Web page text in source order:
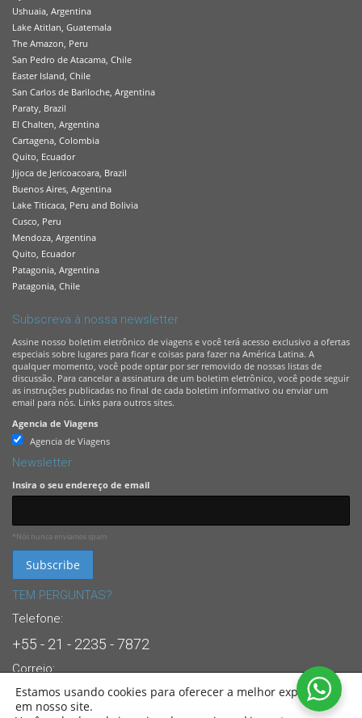
Ushuaia, Argentina
Lake Atitlan, Guatemala
The Amazon, Peru
San Pedro de Atacama, Chile
Easter Island, Chile
San Carlos de Bariloche, Argentina
Paraty, Brazil
El Chalten, Argentina
Cartagena, Colombia
Quito, Ecuador
Jijoca de Jericoacoara, Brazil
Buenos Aires, Argentina
Lake Titicaca, Peru and Bolivia
Cusco, Peru
Mendoza, Argentina
Quito, Ecuador
Patagonia, Argentina
Patagonia, Chile
Subscreva à nossa newsletter
Assine nosso boletim eletrônico de viagens e você terá acesso exclusivo a ofertas
especiais sobre lugares para ficar e coisas para fazer na América Latina. A
qualquer momento, você pode optar por ser removido de nossas listas de
discussão. Para cancelar a assinatura de um boletim eletrônico, você pode seguir
as instruções publicadas no final de cada boletim informativo ou enviar um
email para nós. Links para outros sites.
Agencia de Viagens
Agencia de Viagens
Newsletter
Insira o seu endereço de email
*Nós nunca enviamos spam
TEM PERGUNTAS?
Telefone:
+55 - 21 - 2235 - 7872
Correio:
info@brasandes.com
Estamos usando cookies para oferecer a melhor experiência
em nosso site.